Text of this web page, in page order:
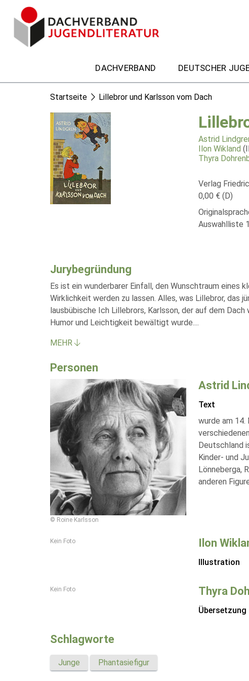
DACHVERBAND DEUTSCHER
Startseite Lillebror und Karlsson vom Dach
Astrid
Ilon Wikland
Thyra
Verlag
0,00 € (D)
Auswahlliste
Jurybegründung
Es ist ein wunderbarer Einfall, den Wunschtraum eines
Wirklichkeit werden zu lassen. Alles, was Lillebror, das
lausbübische Ich Lillebrors, Karlsson, der auf dem
Humor und Leichtigkeit bewältigt wurde....
MEHR
Personen
© Roine Karlsson
Astrid
Text
wurde am 14.
Deutschland
Kinder- und
Lönneberga,
anderen
Kein Foto Ilon
Illustration
Kein Foto Thyra
Übersetzung
Schlagworte
Junge Phantasiefigur